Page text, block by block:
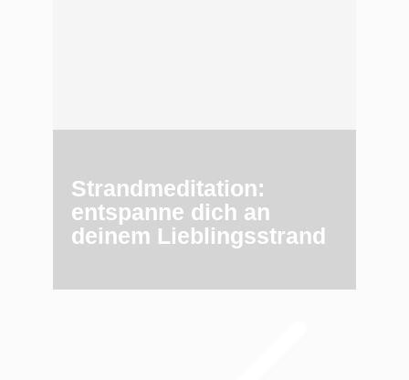
Strandmeditation:
entspanne dich an
deinem Lieblingsstrand